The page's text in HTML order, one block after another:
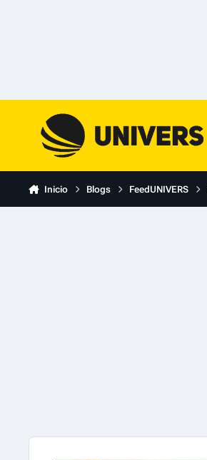
Inicio Blogs FeedUNIVERS